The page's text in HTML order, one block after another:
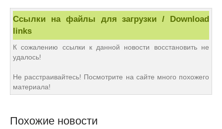
Ссылки на файлы для загрузки / Download
links
К сожалению ссылки к данной новости восстановить не
удалось!
Не расстраивайтесь! Посмотрите на сайте много похожего
материала!
Похожие новости